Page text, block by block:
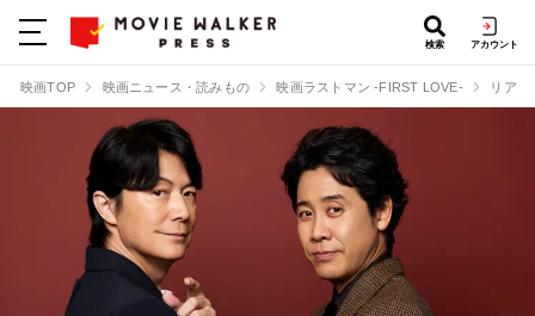
検索 アカウント
映画TOP 映画ニュース・読みもの 映画ラストマン -FIRST LOVE- リアル